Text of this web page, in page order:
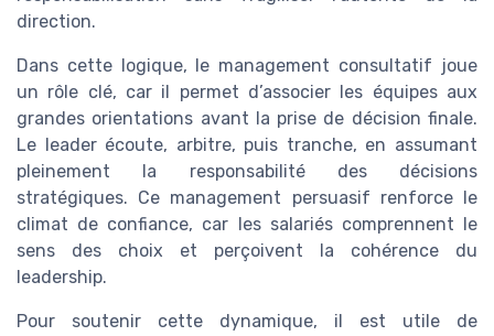
direction.
Dans cette logique, le management consultatif joue
un rôle clé, car il permet d’associer les équipes aux
grandes orientations avant la prise de décision finale.
Le leader écoute, arbitre, puis tranche, en assumant
pleinement la responsabilité des décisions
stratégiques. Ce management persuasif renforce le
climat de confiance, car les salariés comprennent le
sens des choix et perçoivent la cohérence du
leadership.
Pour soutenir cette dynamique, il est utile de